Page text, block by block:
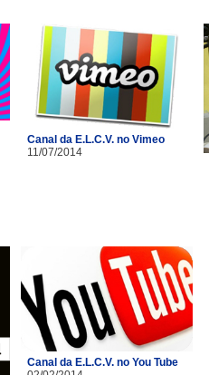
Canal da E.L.C.V. no Vimeo
11/07/2014
Canal da E.L.C.V. no You Tube